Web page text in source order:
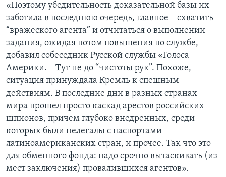
«Поэтому убедительность доказательной базы их
заботила в последнюю очередь, главное – схватить
“вражеского агента” и отчитаться о выполнении
задания, ожидая потом повышения по службе, –
добавил собеседник Русской службы «Голоса
Америки. – Тут не до “чистоты рук”. Похоже,
ситуация принуждала Кремль к спешным
действиям. В последние дни в разных странах
мира прошел просто каскад арестов российских
шпионов, причем глубоко внедренных, среди
которых были нелегалы с паспортами
латиноамериканских стран, и прочее. Так что это
для обменного фонда: надо срочно вытаскивать (из
мест заключения) провалившихся агентов».